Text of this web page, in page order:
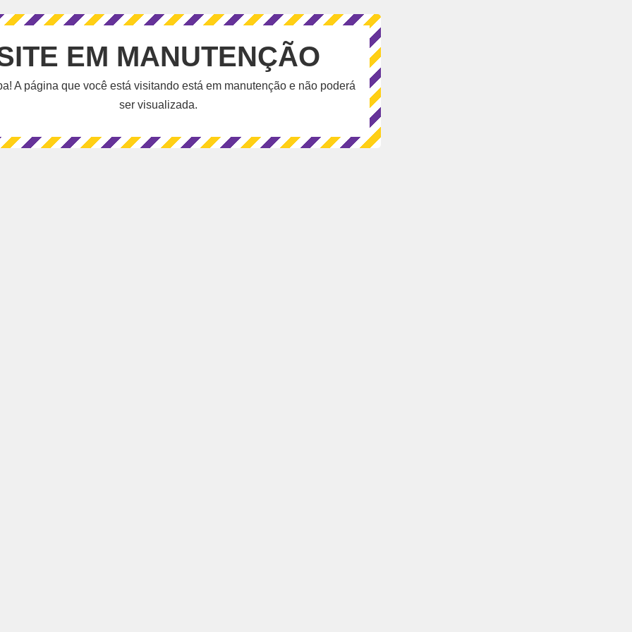
EM MANUTENÇÃO
A página que você está visitando está em manutenção e não poderá
ser visualizada.